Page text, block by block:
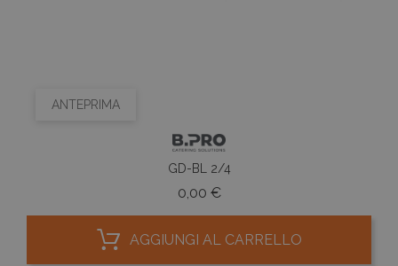
ANTEPRIMA
GD-BL 2/4
0,00 €Prezzo
AGGIUNGI AL CARRELLO